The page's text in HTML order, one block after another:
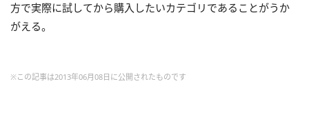
方で実際に試してから購入したいカテゴリであることがうか
がえる。
※この記事は2013年06月08日に公開されたものです